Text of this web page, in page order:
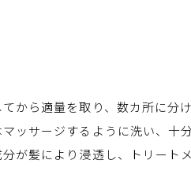
から適量を取り、数カ所に分
ッサージするように洗い、
が髪により浸透し、トリート